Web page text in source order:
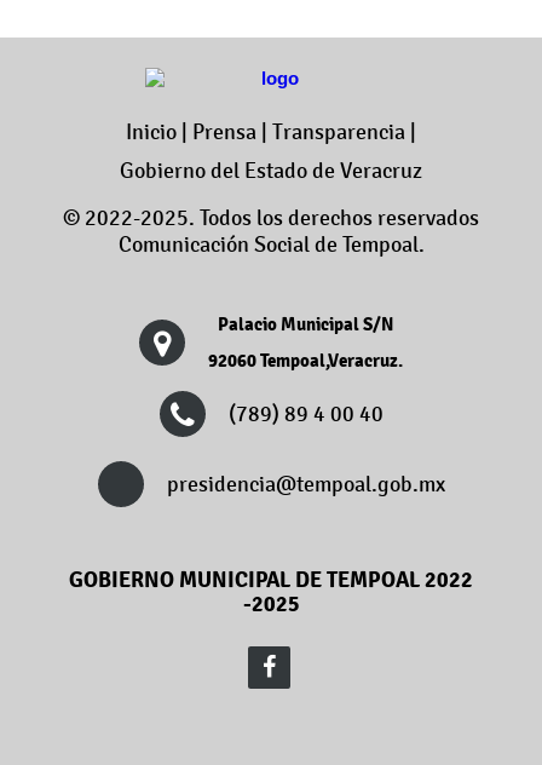
Inicio Prensa Transparencia
Gobierno del Estado de Veracruz
© 2022-2025. Todos los derechos reservados
Comunicación Social de Tempoal.
Palacio Municipal S/N
92060 Tempoal,Veracruz.
(789) 89 4 00 40
presidencia@tempoal.gob.mx
GOBIERNO MUNICIPAL DE TEMPOAL 2022
-2025